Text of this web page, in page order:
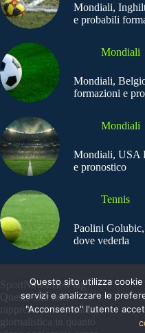
Mondiali,
e probabili
Mondiali
Mondiali,
formazioni e
Mondiali
Mondiali, USA
e pronostico
Tennis
Paolini
dove vederla
SportNews.BetFlag -
Questo sito non
rappresenta una testata
giornalistica in quanto
Questo sito utilizza
servizi e analizzare le
"Acconsento" l'utente